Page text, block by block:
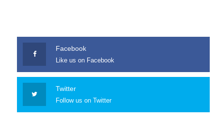
Facebook
Like us on Facebook
Twitter
Follow us on Twitter